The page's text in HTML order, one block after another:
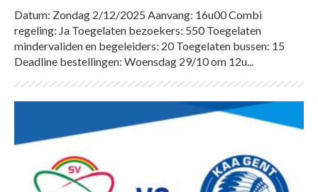
Datum: Zondag 2/12/2025 Aanvang: 16u00 Combi
regeling: Ja Toegelaten bezoekers: 550 Toegelaten
mindervaliden en begeleiders: 20 Toegelaten bussen: 15
Deadline bestellingen: Woensdag 29/10 om 12u...